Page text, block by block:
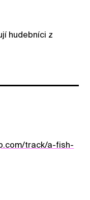
hudebníci z
track/a-fish-